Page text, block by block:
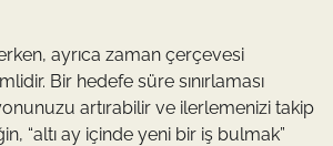
ayrıca zaman çerçevesi
Bir hedefe süre sınırlaması
artırabilir ve ilerlemenizi takip
“altı ay içinde yeni bir iş bulmak”